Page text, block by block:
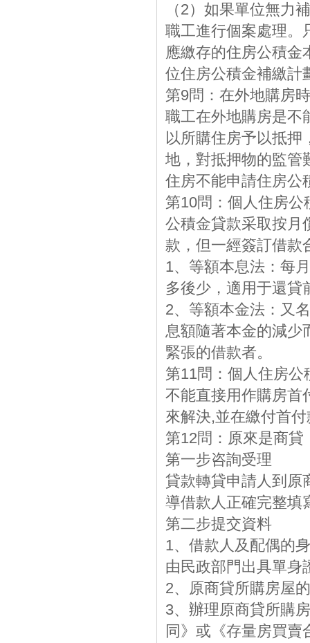
（2）如果單位無力
職工進行個案處理。
應繳存的住房公積金
位住房公積金補繳計
第9問：在外地購房
職工在外地購房是不
以所購住房予以抵押
地，對抵押物的監管
住房不能申請住房公
第10問：個人住房
公積金貸款采取按月
款，但一經簽訂借款
1、等額本息法：每
多後少，適用于還貸
2、等額本金法：又
息額隨著本金的減少
緊張的借款者。
第11問：個人住房
不能直接用作購房首
來解決,並在繳付首
第12問：原來是商
第一步咨詢受理
貸款轉貸申請人到原
導借款人正確完整填
第二步提交資料
1、借款人及配偶的
由民政部門出具單身
2、原商貸所購房屋
3、辦理原商貸所購
同》或《存量房買賣